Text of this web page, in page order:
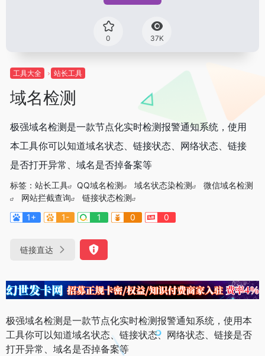
0 37K
工具大全 站长工具
域名检测
极强域名检测是一款节点化实时检测报警通知系统，使用
本工具你可以知道域名状态、链接状态、网络状态、链接
是否打开异常、域名是否掉备案等
标签： 站长工具 QQ域名检测 域名状态染检测
微信域名检测
网站拦截查询
链接状态检测
1+
1- 1 0 0
链接直达
极强域名检测是一款节点化实时检测报警通知系统，使用本
工具你可以知道域名状态、链接状态、网络状态、链接是否
打开异常、域名是否掉备案等